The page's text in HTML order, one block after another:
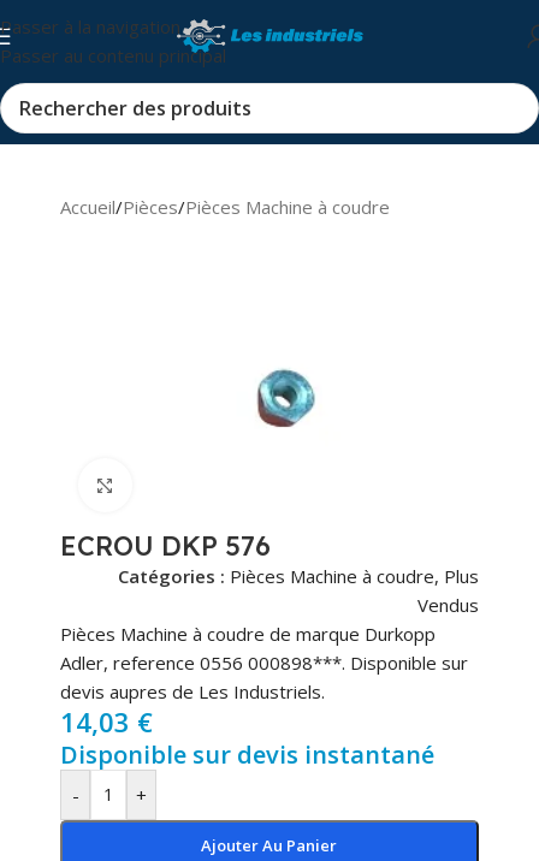
Passer à la navigation
Passer au contenu principal
Accueil/Pièces/Pièces Machine à coudre
ECROU DKP 576
Catégories : Pièces Machine à coudre, Plus
Vendus
Pièces Machine à coudre de marque Durkopp
Adler, reference 0556 000898***. Disponible sur
devis aupres de Les Industriels.
14,03 €
Disponible sur devis instantané
- +
Ajouter Au Panier